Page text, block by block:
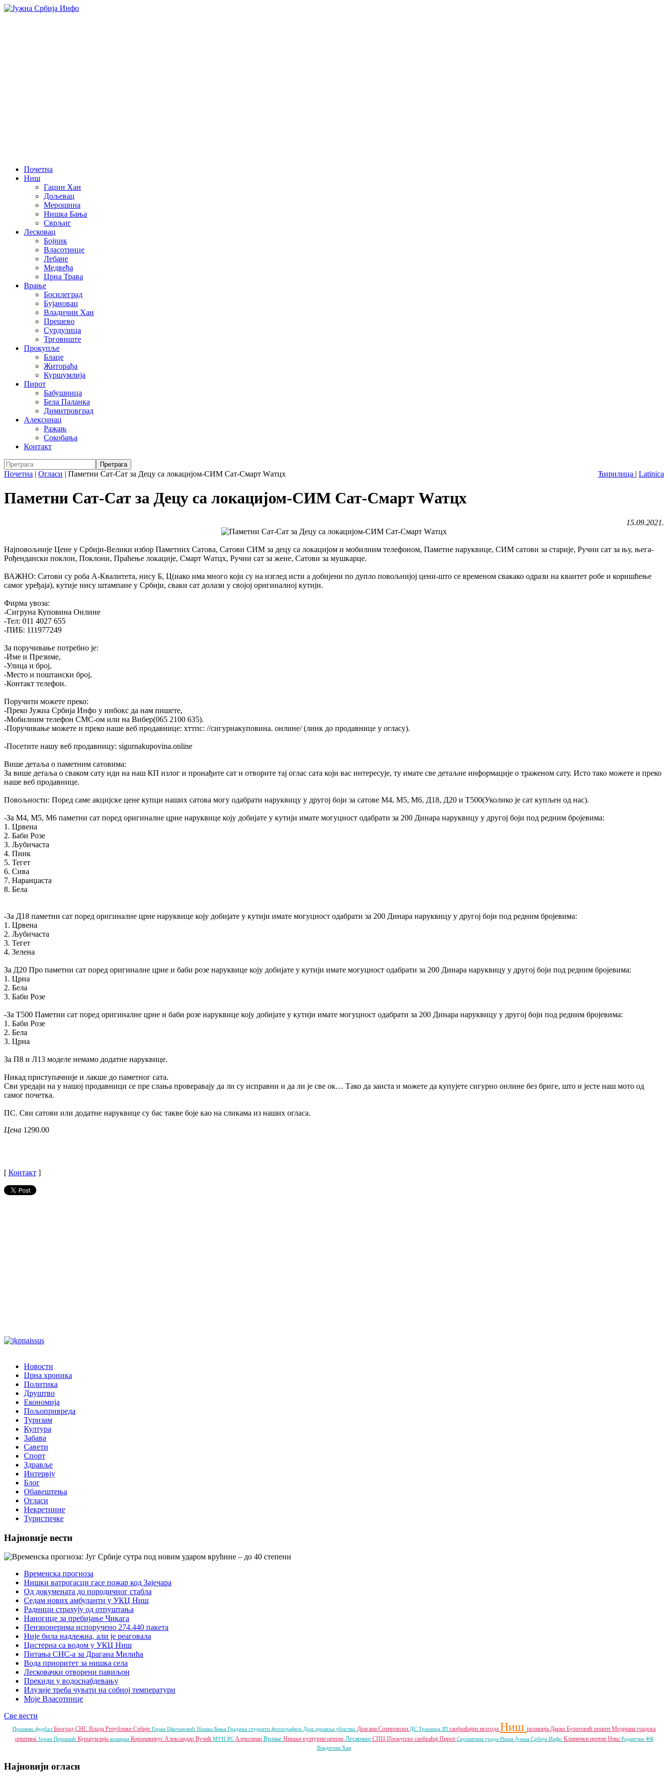
Почетна
Ниш
Гаџин Хан
Дољевац
Мерошина
Нишка Бања
Сврљиг
Лесковац
Бојник
Власотинце
Лебане
Медвеђа
Црна Трава
Врање
Босилеград
Бујановац
Владичин Хан
Прешево
Сурдулица
Трговиште
Прокупље
Блаце
Житорађа
Куршумлија
Пирот
Бабушница
Бела Паланка
Димитровград
Алексинац
Ражањ
Сокобања
Контакт
Ћирилица | Latinica
Почетна | Огласи | Паметни Сат-Сат за Децу са локацијом-СИМ Сат-Смарт Wатцх
Паметни Сат-Сат за Децу са локацијом-СИМ Сат-Смарт Wатцх
15.09.2021.
Најповољније Цене у Србији-Велики избор Паметних Сатова, Сатови СИМ за децу са локацијом и мобилним телефоном, Паметне наруквице, СИМ сатови за старије, Ручни сат за њу, њега-
Рођендански поклон, Поклони, Праћење локације, Смарт Wатцх, Ручни сат за жене, Сатови за мушкарце.
ВАЖНО: Сатови су роба А-Квалитета, нису Б, Ц(иако има много који су на изглед исти а добијени по дупло повољнијој цени-што се временом свакако одрази на кваитет робе и коришћење
самог уређаја), кутије нису штампане у Србији, сваки сат долази у својој оригиналној кутији.
Фирма увоза:
-Сигруна Куповина Онлине
-Тел: 011 4027 655
-ПИБ: 111977249
За поручивање потребно је:
-Име и Презиме,
-Улица и број,
-Место и поштански број,
-Контакт телефон.
Поручити можете преко:
-Преко Јужна Србија Инфо у инбокс да нам пишете,
-Мобилним телефон СМС-ом или на Вибер(065 2100 635).
-Поручивање можете и преко наше веб продавнице: хттпс: //сигурнакуповина. онлине/ (линк до продавнице у огласу).
-Посетите нашу веб продавницу: sigurnakupovina.online
Више детаља о паметним сатовима:
За више детаља о сваком сату иди на наш КП излог и пронађите сат и отворите тај оглас сата који вас интересује, ту имате све детаљне информације о траженом сату. Исто тако можете и преко
наше веб продавнице.
Повољности: Поред саме акцијске цене купци наших сатова могу одабрати наруквицу у другој боји за сатове М4, М5, М6, Д18, Д20 и Т500(Уколико је сат купљен од нас).
-За М4, М5, М6 паметни сат поред оригиналне црне наруквице коју добијате у кутији имате могуцност одабрати за 200 Динара наруквицу у другој боји под редним бројевима:
1. Црвена
2. Баби Розе
3. Љубичаста
4. Пинк
5. Тегет
6. Сива
7. Наранџаста
8. Бела
-За Д18 паметни сат поред оригиналне црне наруквице коју добијате у кутији имате могуцност одабрати за 200 Динара наруквицу у другој боји под редним бројевима:
1. Црвена
2. Љубичаста
3. Тегет
4. Зелена
За Д20 Про паметни сат поред оригиналне црне и баби розе наруквице коју добијате у кутији имате могуцност одабрати за 200 Динара наруквицу у другој боји под редним бројевима:
1. Црна
2. Бела
3. Баби Розе
-За Т500 Паметни сат поред оригиналне црне и баби розе наруквице коју добијате у кутији имате могуцност одабрати за 200 Динара наруквицу у другој боји под редним бројевима:
1. Баби Розе
2. Бела
3. Црна
За П8 и Л13 моделе немамо додатне наруквице.
Никад приступачније и лакше до паметног сата.
Сви уредаји на у нашој продавници се пре слања проверавају да ли су исправни и да ли је све ок… Тако да заиста и можете да купујете сигурно онлине без бриге, што и јесте наш мото од
самог почетка.
ПС. Сви сатови или додатне наруквице су бас такве боје као на сликама из наших огласа.
Цена 1290.00
[ Контакт ]
Новости
Црна хроника
Политика
Друштво
Економија
Пољопривреда
Туризам
Култура
Забава
Савети
Спорт
Здравље
Интервју
Блог
Обавештења
Огласи
Некретнине
Туристичке
Најновије вести
Временска прогноза
Нишки ватрогасци гасе пожар код Зајечара
Од докумената до породичног стабла
Седам нових амбуланти у УКЦ Ниш
Радници страхују од отпуштања
Наногице за пребијање Чикага
Пензионерима испоручено 274.440 пакета
Није била надлежна, али је реаговала
Цистерна са водом у УКЦ Ниш
Питања СНС-а за Драгана Милића
Вода приоритет за нишка села
Лесковачки отворени павиљон
Прекиди у водоснабдевању
Илузије треба чувати на собној температури
Моје Власотинце
Све вести
Прешево фудбал Београд СНС Влада Републике Србије Горан Цветановић Нишка Бања Градина студенти фотографије Дом здравља убиство Драгана Сотировски ДС Тржница ЈП саобраћајна незгода Ниш полиција Дарко Булатовић рецепт Медијана градска
општина Зоран Перишић Куршумлија кошарка Коронавирус Александар Вучић МУП РС Алексинац Врање Нишки културни центар Лесковац СПЦ Прокупље саобраћај Пирот Скупштина града Ниша Јужна Србија Инфо Клинички центар Ниш Раднички ФК
Владичин Хан
Најновији огласи